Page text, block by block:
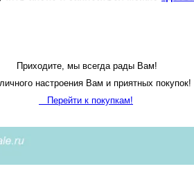
всегда рады Вам!
Вам и приятных покупок!
Перейти к покупкам!